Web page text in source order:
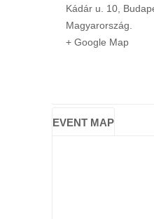
Kádár u. 10,
Magyarország
+ Google Map
EVENT MAP